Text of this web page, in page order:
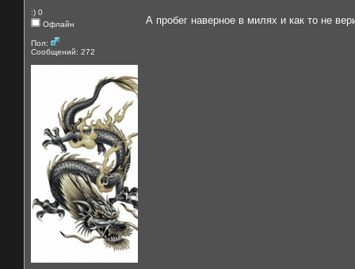
:) 0
Офлайн
Пол:
Сообщений: 272
А пробег наверное в милях и как то не